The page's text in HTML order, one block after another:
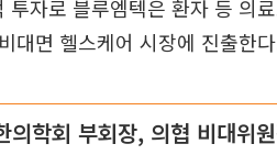
투자로 블루엠텍은 환자 등 의
대면 헬스케어 시장에 진출한
의학회 부회장, 의협 비대위